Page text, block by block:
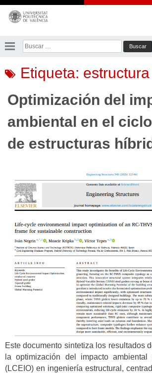
Saltar
contenido
Buscar:
Etiqueta:
Optimización del
ambiental en el
de estructuras
Este documento sintetiza los resultados
la optimización del impacto
(LCEIO) en ingeniería estructural,